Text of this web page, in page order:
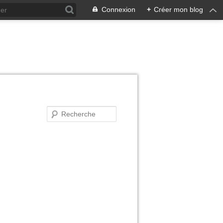
Connexion + Créer mon blog